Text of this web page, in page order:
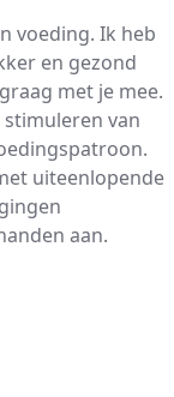
voeding. Ik heb
en gezond
met je mee.
van
uiteenlopende
aan.